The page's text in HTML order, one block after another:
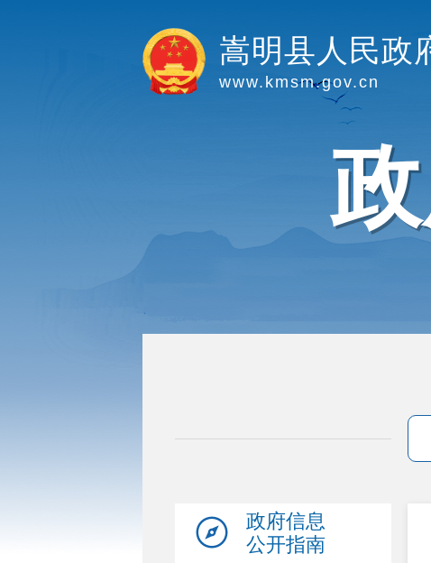
嵩明县人民政
www.kmsm.gov.cn
政府信息
公开指南